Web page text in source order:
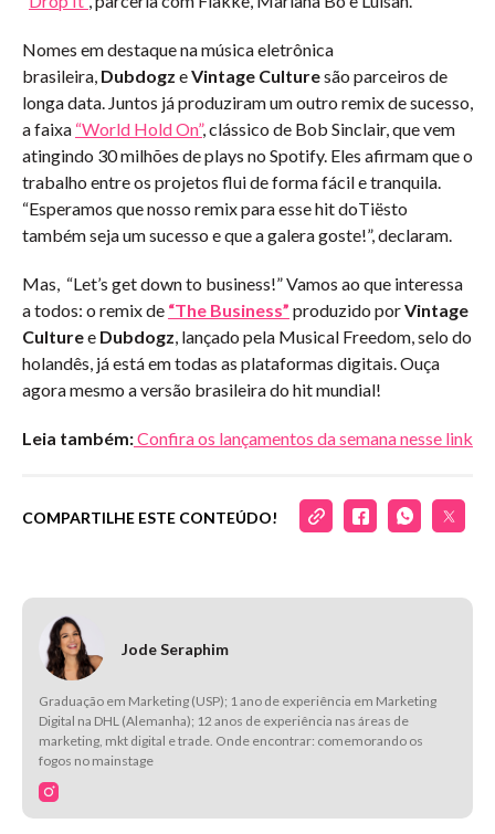
Nomes em destaque na música eletrônica
brasileira, Dubdogz eVintage Culturesão parceiros de
longa data. Juntos já produziram um outro remix de sucesso,
a faixa “World Hold On”, clássico de Bob Sinclair, que vem
atingindo 30 milhões de plays no Spotify. Eles afirmam que o
trabalho entre os projetos flui de forma fácil e tranquila.
“Esperamos que nosso remix para esse hit doTiësto
também seja um sucesso e que a galera goste!”, declaram.
Mas, “Let’s get down to business!” Vamos ao que interessa
a todos: o remix de “The Business” produzido porVintage
Culturee Dubdogz, lançado pela Musical Freedom, selo do
holandês, já está em todas as plataformas digitais. Ouça
agora mesmo a versão brasileira do hit mundial!
Leia também:Confira os lançamentos da semana nesse link
COMPARTILHE ESTE CONTEÚDO!
Jode Seraphim
Graduação em Marketing (USP); 1 ano de experiência em Marketing
Digital na DHL (Alemanha); 12 anos de experiência nas áreas de
marketing, mkt digital e trade. Onde encontrar: comemorando os
fogos no mainstage